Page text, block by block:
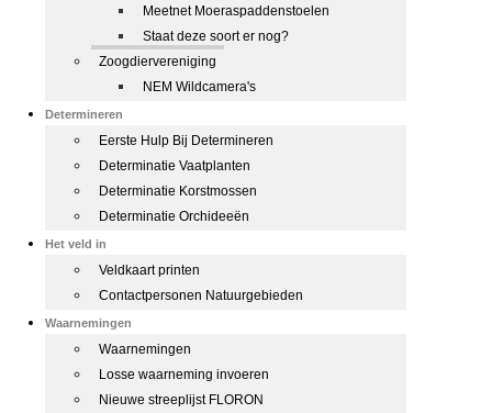
Meetnet Moeraspaddenstoelen
Staat deze soort er nog?
Zoogdiervereniging
NEM Wildcamera's
Determineren
Eerste Hulp Bij Determineren
Determinatie Vaatplanten
Determinatie Korstmossen
Determinatie Orchideeën
Het veld in
Veldkaart printen
Contactpersonen Natuurgebieden
Waarnemingen
Waarnemingen
Losse waarneming invoeren
Nieuwe streeplijst FLORON